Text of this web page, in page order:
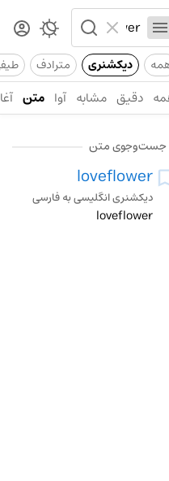
دیکشنری مترادف
دقیق مشابه آوا متن
جست‌وجوی متن
loveflower
دیکشنری انگلیسی به فارسی
loveflower